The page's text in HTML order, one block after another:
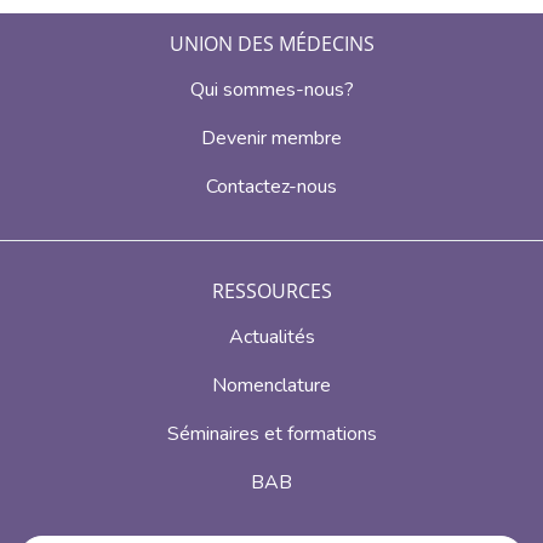
UNION DES MÉDECINS
Qui sommes-nous?
Devenir membre
Contactez-nous
RESSOURCES
Actualités
Nomenclature
Séminaires et formations
BAB